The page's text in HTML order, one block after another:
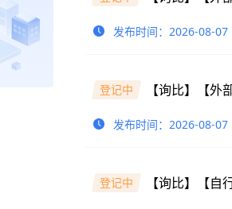
发布时间：2026-08-07
登记中
发布时间：2026-08-07
登记中